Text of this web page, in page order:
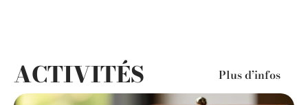
ACTIVITÉS Plus d’infos